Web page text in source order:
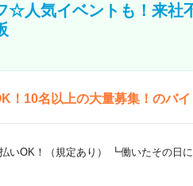
☆人気イベントも！来社
！10名以上の大量募集！のバイ
いOK！（規定あり） ┗働いたその日に